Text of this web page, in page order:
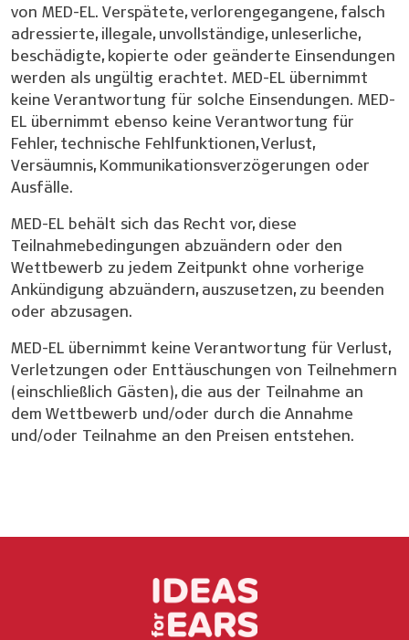
von MED-EL. Verspätete, verlorengegangene, falsch
adressierte, illegale, unvollständige, unleserliche,
beschädigte, kopierte oder geänderte Einsendungen
werden als ungültig erachtet. MED-EL übernimmt
keine Verantwortung für solche Einsendungen. MED-
EL übernimmt ebenso keine Verantwortung für
Fehler, technische Fehlfunktionen, Verlust,
Versäumnis, Kommunikationsverzögerungen oder
Ausfälle.
MED-EL behält sich das Recht vor, diese
Teilnahmebedingungen abzuändern oder den
Wettbewerb zu jedem Zeitpunkt ohne vorherige
Ankündigung abzuändern, auszusetzen, zu beenden
oder abzusagen.
MED-EL übernimmt keine Verantwortung für Verlust,
Verletzungen oder Enttäuschungen von Teilnehmern
(einschließlich Gästen), die aus der Teilnahme an
dem Wettbewerb und/oder durch die Annahme
und/oder Teilnahme an den Preisen entstehen.